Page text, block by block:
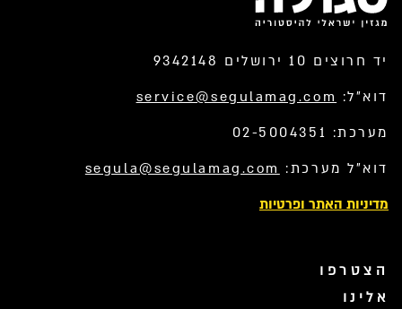
יד חרוצים 10 ירושלים 9342148
דוא”ל: service@segulamag.com
מערכת: 02-5004351
דוא”ל מערכת: segula@segulamag.com
מדיניות האתר ופרטיות
הצטרפו
אלינו